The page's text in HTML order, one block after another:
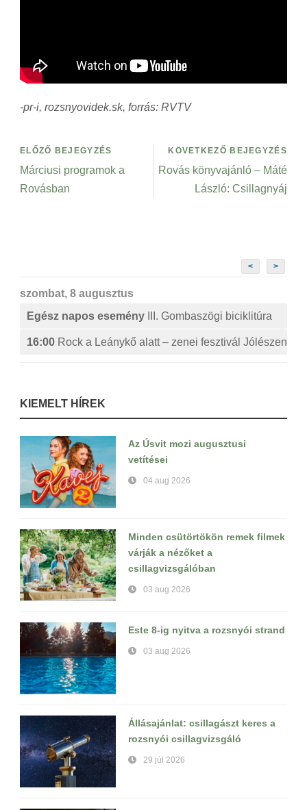
-pr-i, rozsnyovidek.sk, forrás: RVTV
ELŐZŐ BEJEGYZÉS
Márciusi programok a
Rovásban
KÖVETKEZŐ BEJEGYZÉS
Rovás könyvajánló – Máté
László: Csillagnyáj
< >
szombat, 8 augusztus
Egész napos esemény
III. Gombaszögi biciklitúra
16:00 Rock a Leánykő alatt – zenei fesztivál Jólészen
KIEMELT HÍREK
Az Úsvit mozi augusztusi
vetítései
04 aug 2026
Minden csütörtökön remek filmek
várják a nézőket a
csillagvizsgálóban
03 aug 2026
Este 8-ig nyitva a rozsnyói strand
03 aug 2026
Állásajánlat: csillagászt keres a
rozsnyói csillagvizsgáló
29 júl 2026